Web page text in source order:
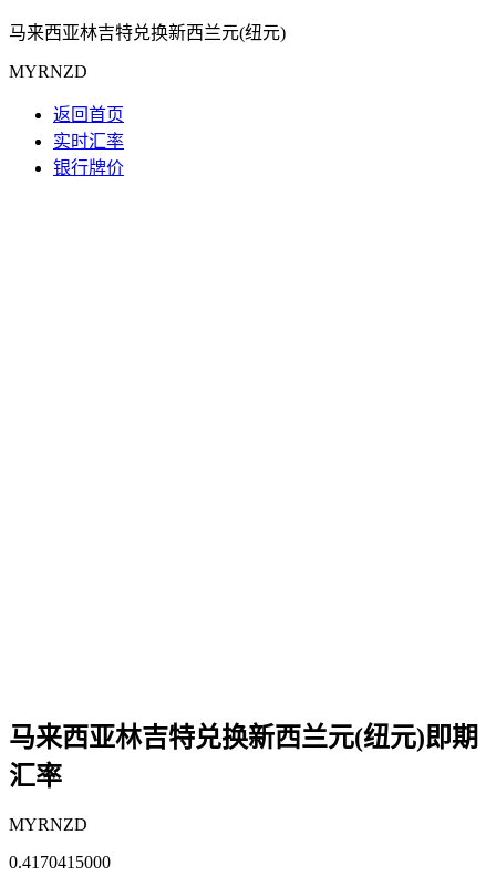
马来西亚林吉特兑换新西兰元(纽元)
MYRNZD
返回首页
实时汇率
银行牌价
马来西亚林吉特兑换新西兰元(纽元)即期
汇率
MYRNZD
0.4170415000